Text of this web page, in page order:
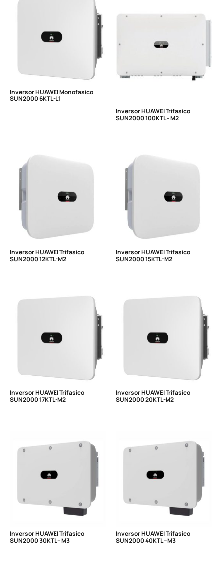
Inversor HUAWEI Monofasico
SUN2000 6KTL-L1
Inversor HUAWEI Trifasico
SUN2000 100KTL – M2
Inversor HUAWEI Trifasico
SUN2000 12KTL-M2
Inversor HUAWEI Trifasico
SUN2000 15KTL-M2
Inversor HUAWEI Trifasico
SUN2000 17KTL-M2
Inversor HUAWEI Trifasico
SUN2000 20KTL-M2
Inversor HUAWEI Trifasico
SUN2000 30KTL – M3
Inversor HUAWEI Trifasico
SUN2000 40KTL – M3